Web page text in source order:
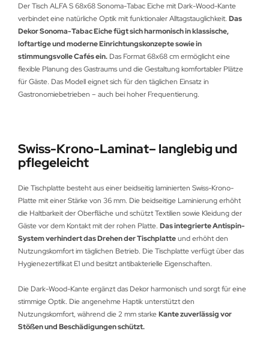
Der Tisch ALFA S 68x68 Sonoma-Tabac Eiche mit Dark-Wood-Kante
verbindet eine natürliche Optik mit funktionaler Alltagstauglichkeit. Das
Dekor Sonoma-Tabac Eiche fügt sich harmonisch in klassische,
loftartige und moderne Einrichtungskonzepte sowie in
stimmungsvolle Cafés ein. Das Format 68x68 cm ermöglicht eine
flexible Planung des Gastraums und die Gestaltung komfortabler Plätze
für Gäste. Das Modell eignet sich für den täglichen Einsatz in
Gastronomiebetrieben – auch bei hoher Frequentierung.
Swiss-Krono-Laminat– langlebig und
pflegeleicht
Die Tischplatte besteht aus einer beidseitig laminierten Swiss-Krono-
Platte mit einer Stärke von 36 mm. Die beidseitige Laminierung erhöht
die Haltbarkeit der Oberfläche und schützt Textilien sowie Kleidung der
Gäste vor dem Kontakt mit der rohen Platte. Das integrierte Antispin-
System verhindert das Drehen der Tischplatteund erhöht den
Nutzungskomfort im täglichen Betrieb. Die Tischplatte verfügt über das
Hygienezertifikat E1 und besitzt antibakterielle Eigenschaften.
Die Dark-Wood-Kante ergänzt das Dekor harmonisch und sorgt für eine
stimmige Optik. Die angenehme Haptik unterstützt den
Nutzungskomfort, während die 2 mm starkeKante zuverlässig vor
Stößen und Beschädigungen schützt.